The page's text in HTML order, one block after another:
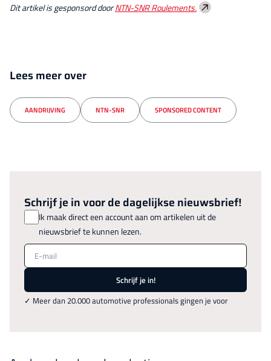
Dit artikel is gesponsord doorNTN-SNR Roulements.
Lees meer over
AANDRIJVING NTN-SNR SPONSORED CONTENT
Schrijf je in voor de dagelijkse nieuwsbrief!
Ik maak direct een account aan om artikelen uit de
nieuwsbrief te kunnen lezen.
E-mail
Schrijf je in!
✓ Meer dan 20.000 automotive professionals gingen je voor